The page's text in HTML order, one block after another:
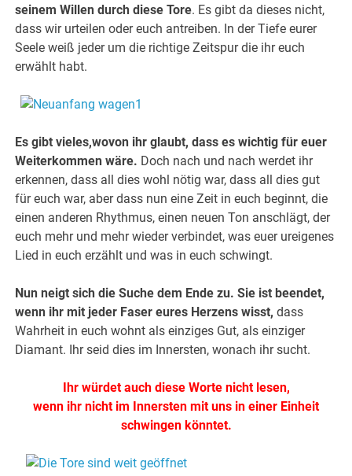
seinem Willen durch diese Tore. Es gibt da dieses nicht,
dass wir urteilen oder euch antreiben. In der Tiefe eurer
Seele weiß jeder um die richtige Zeitspur die ihr euch
erwählt habt.
Es gibt vieles,wovon ihr glaubt, dass es wichtig für euer
Weiterkommen wäre. Doch nach und nach werdet ihr
erkennen, dass all dies wohl nötig war, dass all dies gut
für euch war, aber dass nun eine Zeit in euch beginnt, die
einen anderen Rhythmus, einen neuen Ton anschlägt, der
euch mehr und mehr wieder verbindet, was euer ureigenes
Lied in euch erzählt und was in euch schwingt.
Nun neigt sich die Suche dem Ende zu. Sie ist beendet,
wenn ihr mit jeder Faser eures Herzens wisst, dass
Wahrheit in euch wohnt als einziges Gut, als einziger
Diamant. Ihr seid dies im Innersten, wonach ihr sucht.
Ihr würdet auch diese Worte nicht lesen,
wenn ihr nicht im Innersten mit uns in einer Einheit
schwingen könntet.